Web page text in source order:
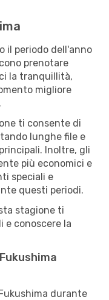
il periodo dell'anno
prenotare
la tranquillità,
migliore
ti consente di
lunghe file e
Inoltre, gli
più economici e
speciali e
questi periodi.
stagione ti
e conoscere la
durante